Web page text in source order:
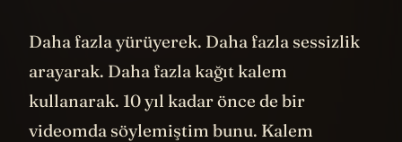
Daha fazla yürüyerek. Daha fazla sessizlik
arayarak. Daha fazla kağıt kalem
kullanarak. 10 yıl kadar önce de bir
videomda söylemiştim bunu. Kalem